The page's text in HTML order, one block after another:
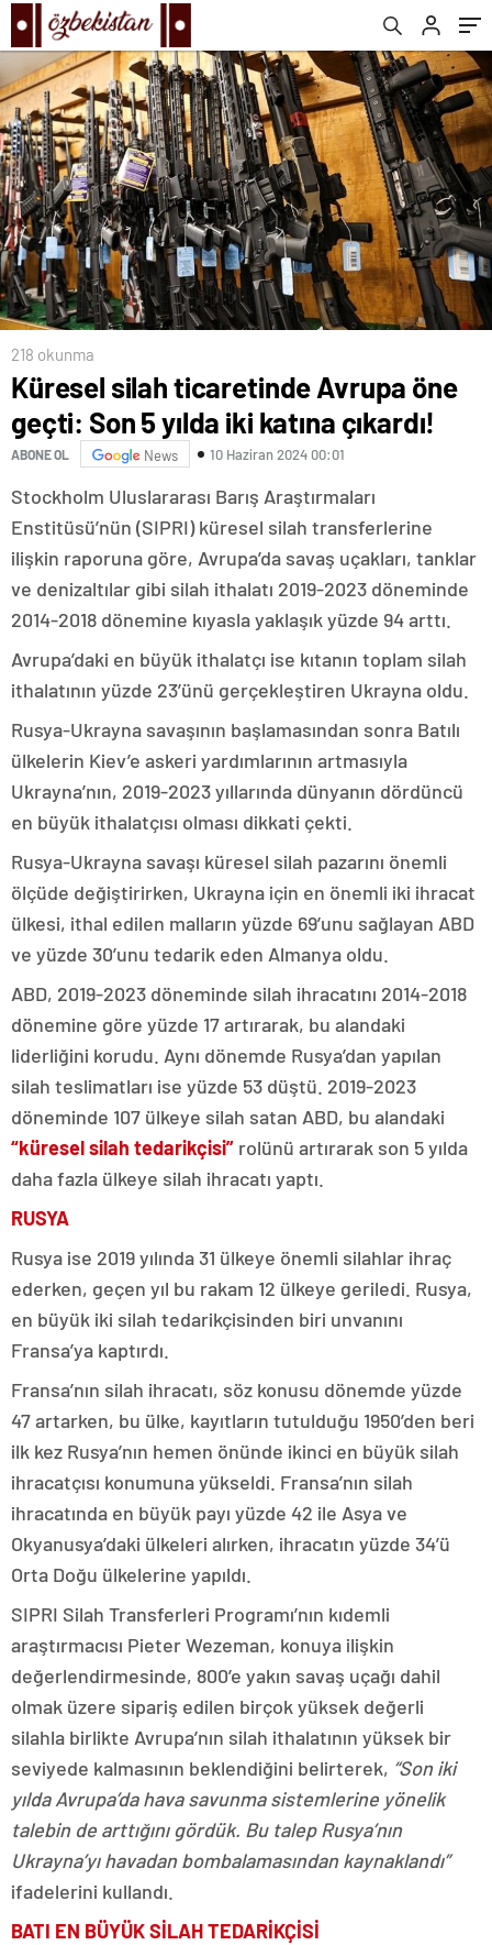
218 okunma
Küresel silah ticaretinde Avrupa öne
geçti: Son 5 yılda iki katına çıkardı!
ABONE OL News 10 Haziran 2024 00:01
Stockholm Uluslararası Barış Araştırmaları
Enstitüsü’nün (SIPRI) küresel silah transferlerine
ilişkin raporuna göre, Avrupa’da savaş uçakları, tanklar
ve denizaltılar gibi silah ithalatı 2019-2023 döneminde
2014-2018 dönemine kıyasla yaklaşık yüzde 94 arttı.
Avrupa’daki en büyük ithalatçı ise kıtanın toplam silah
ithalatının yüzde 23’ünü gerçekleştiren Ukrayna oldu.
Rusya-Ukrayna savaşının başlamasından sonra Batılı
ülkelerin Kiev’e askeri yardımlarının artmasıyla
Ukrayna’nın, 2019-2023 yıllarında dünyanın dördüncü
en büyük ithalatçısı olması dikkati çekti.
Rusya-Ukrayna savaşı küresel silah pazarını önemli
ölçüde değiştirirken, Ukrayna için en önemli iki ihracat
ülkesi, ithal edilen malların yüzde 69’unu sağlayan ABD
ve yüzde 30’unu tedarik eden Almanya oldu.
ABD, 2019-2023 döneminde silah ihracatını 2014-2018
dönemine göre yüzde 17 artırarak, bu alandaki
liderliğini korudu. Aynı dönemde Rusya’dan yapılan
silah teslimatları ise yüzde 53 düştü. 2019-2023
döneminde 107 ülkeye silah satan ABD, bu alandaki
“küresel silah tedarikçisi” rolünü artırarak son 5 yılda
daha fazla ülkeye silah ihracatı yaptı.
RUSYA
Rusya ise 2019 yılında 31 ülkeye önemli silahlar ihraç
ederken, geçen yıl bu rakam 12 ülkeye geriledi. Rusya,
en büyük iki silah tedarikçisinden biri unvanını
Fransa’ya kaptırdı.
Fransa’nın silah ihracatı, söz konusu dönemde yüzde
47 artarken, bu ülke, kayıtların tutulduğu 1950’den beri
ilk kez Rusya’nın hemen önünde ikinci en büyük silah
ihracatçısı konumuna yükseldi. Fransa’nın silah
ihracatında en büyük payı yüzde 42 ile Asya ve
Okyanusya’daki ülkeleri alırken, ihracatın yüzde 34’ü
Orta Doğu ülkelerine yapıldı.
SIPRI Silah Transferleri Programı’nın kıdemli
araştırmacısı Pieter Wezeman, konuya ilişkin
değerlendirmesinde, 800’e yakın savaş uçağı dahil
olmak üzere sipariş edilen birçok yüksek değerli
silahla birlikte Avrupa’nın silah ithalatının yüksek bir
seviyede kalmasının beklendiğini belirterek, “Son iki
yılda Avrupa’da hava savunma sistemlerine yönelik
talebin de arttığını gördük. Bu talep Rusya’nın
Ukrayna’yı havadan bombalamasından kaynaklandı”
ifadelerini kullandı.
BATI EN BÜYÜK SİLAH TEDARİKÇİSİ